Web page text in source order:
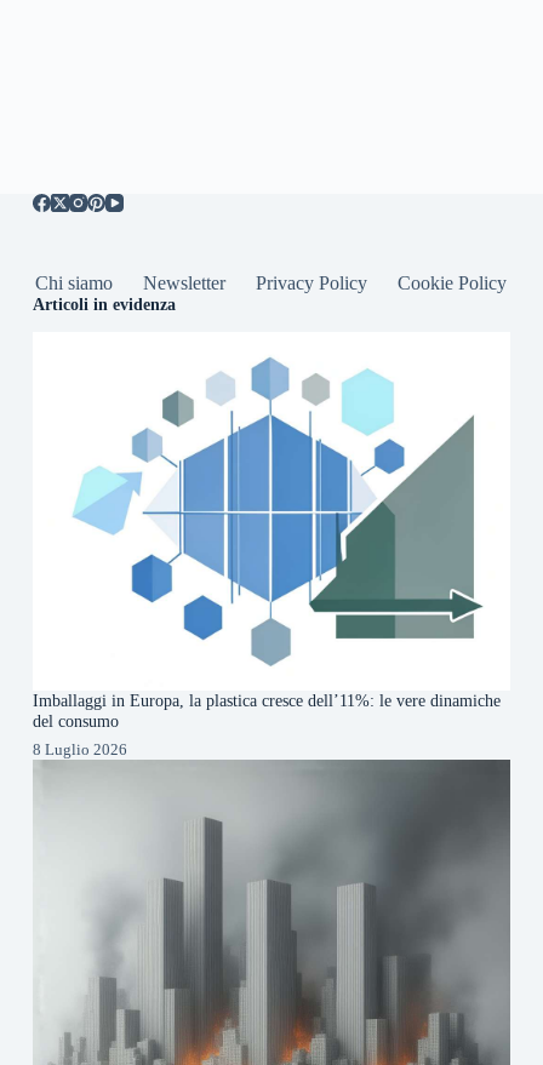
Chi siamo Newsletter Privacy Policy Cookie Policy
Articoli in evidenza
Imballaggi in Europa, la plastica cresce dell’11%: le vere dinamiche
del consumo
8 Luglio 2026